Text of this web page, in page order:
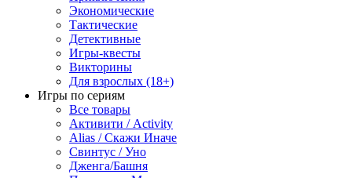
Экономические
Тактические
Детективные
Игры-квесты
Викторины
Для взрослых (18+)
Игры по сериям
Все товары
Активити / Activity
Alias / Скажи Иначе
Свинтус / Уно
Дженга/Башня